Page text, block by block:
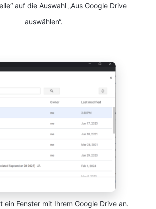
auf die Auswahl „Aus Google Drive
auswählen“.
ein Fenster mit Ihrem Google Drive an.